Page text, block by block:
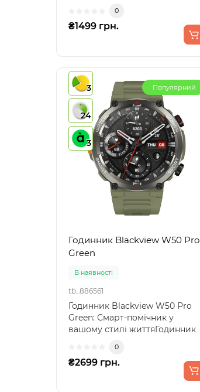
0
₴1499 грн.
3
24
3
Популярний
Годинник Blackview W50 Pro
Green
В наявності
tb_886561
Годинник Blackview W50 Pro
Green: Смарт-помічник у
вашому стилі життяГодинник
0
₴2699 грн.